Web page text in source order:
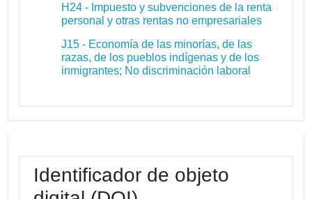
H24 - Impuesto y subvenciones de la renta
personal y otras rentas no empresariales
J15 - Economía de las minorías, de las
razas, de los pueblos indígenas y de los
inmigrantes; No discriminación laboral
Identificador de objeto